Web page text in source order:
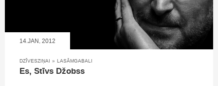
14.JAN, 2012
DZĪVESZIŅAI » LASĀMGABALI
Es, Stīvs Džobss